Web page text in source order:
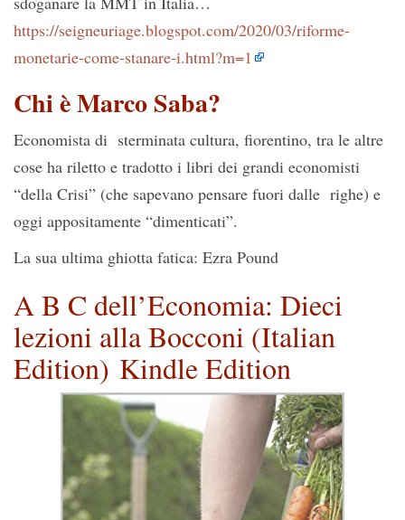
https://seigneuriage.blogspot.com/2020/03/riforme-
monetarie-come-stanare-i.html?m=1
Chi è Marco Saba?
Economista di sterminata cultura, fiorentino, tra le altre
cose ha riletto e tradotto i libri dei grandi economisti
“della Crisi” (che sapevano pensare fuori dalle righe) e
oggi appositamente “dimenticati”.
La sua ultima ghiotta fatica: Ezra Pound
A B C dell’Economia: Dieci
lezioni alla Bocconi (Italian
Edition) Kindle Edition